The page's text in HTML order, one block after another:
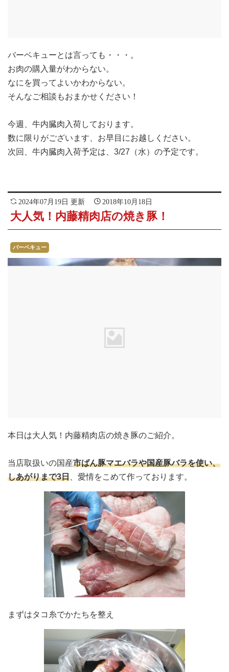
バーベキューとは言っても・・・。
お肉の購入量がわからない。
なにを買ってよいかわからない。
そんなご相談もおまかせください！
今週、牛内臓肉入荷しております。
数に限りがございます、お早目にお越しください。
次回、牛内臓肉入荷予定は、3/27（水）の予定です。
2024年07月19日 更新 2018年10月18日
大人気！内藤精肉店の焼き豚！
バーベキュー
本日は大人気！内藤精肉店の焼き豚のご紹介。
当店取扱いの国産市ばん豚マエバラや国産豚バラを使い、
しあがりまで3日 、愛情をこめて作っております。
まずはタコ糸でかたちを整え